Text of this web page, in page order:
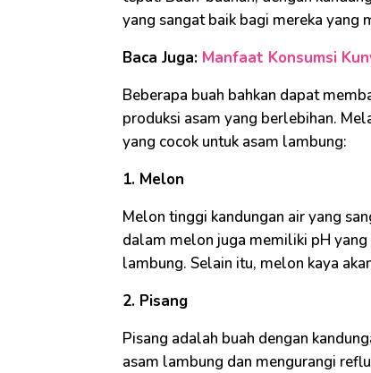
yang sangat baik bagi mereka yang
Baca Juga: Manfaat Konsumsi
Beberapa buah bahkan dapat
produksi asam yang berlebihan.
yang cocok untuk asam lambung:
1. Melon
Melon tinggi kandungan air yang
dalam melon juga memiliki pH
lambung. Selain itu, melon kaya
2. Pisang
Pisang adalah buah dengan
asam lambung dan mengurangi